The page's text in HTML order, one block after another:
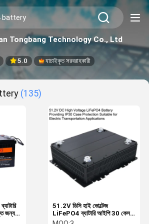
Tongbang Technology Co., Ltd
5.0 যাচাইকৃত সরবরাহকারী
(135)
জন্য
51.2V ডিসি হাই ভোল্টেজ
LiFePO4 ব্যাটারি আইপি 30 কেস
সুরক্ষা প্রদান করে বৈদ্যুতিক পরিবহন